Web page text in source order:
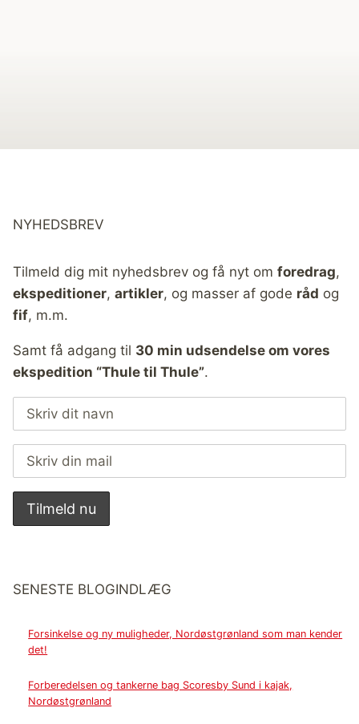
NYHEDSBREV
Tilmeld dig mit nyhedsbrev og få nyt om foredrag,
ekspeditioner, artikler, og masser af gode råd og
fif, m.m.
Samt få adgang til 30 min udsendelse om vores
ekspedition “Thule til Thule”.
SENESTE BLOGINDLÆG
Forsinkelse og ny muligheder, Nordøstgrønland som man kender
det!
Forberedelsen og tankerne bag Scoresby Sund i kajak,
Nordøstgrønland